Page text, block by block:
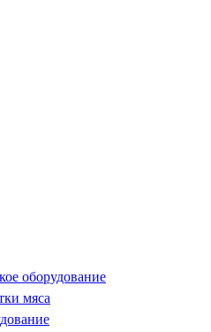
оборудование
мяса